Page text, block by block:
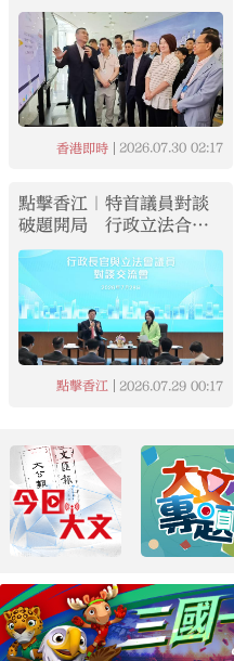
香港即時 2026.07.30 02:17
點擊香江｜特首議員對談
破題開局 行政立法合作
高效務實
點擊香江 2026.07.29 00:17